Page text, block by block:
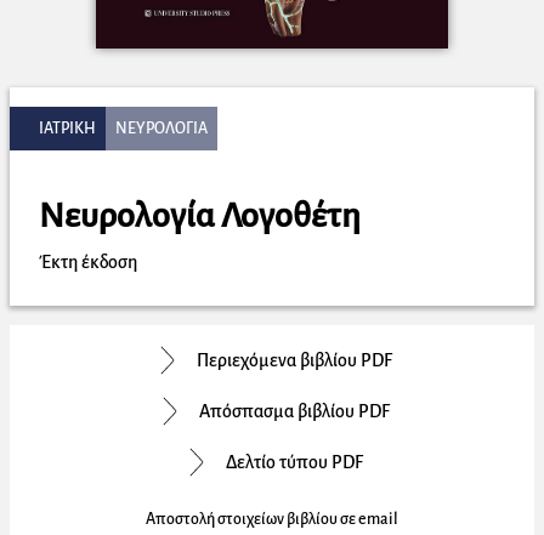
ΙΑΤΡΙΚΗ ΝΕΥΡΟΛΟΓΙΑ
Νευρολογία Λογοθέτη
Έκτη έκδοση
Περιεχόμενα βιβλίου PDF
Απόσπασμα βιβλίου PDF
Δελτίο τύπου PDF
Αποστολή στοιχείων βιβλίου σε email